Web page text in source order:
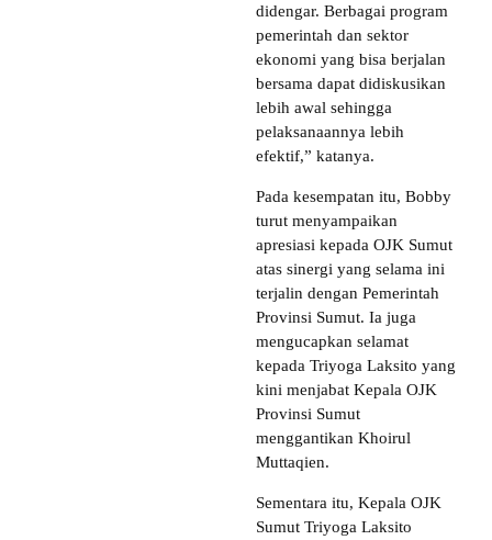
didengar. Berbagai program
pemerintah dan sektor
ekonomi yang bisa berjalan
bersama dapat didiskusikan
lebih awal sehingga
pelaksanaannya lebih
efektif,” katanya.
Pada kesempatan itu, Bobby
turut menyampaikan
apresiasi kepada OJK Sumut
atas sinergi yang selama ini
terjalin dengan Pemerintah
Provinsi Sumut. Ia juga
mengucapkan selamat
kepada Triyoga Laksito yang
kini menjabat Kepala OJK
Provinsi Sumut
menggantikan Khoirul
Muttaqien.
Sementara itu, Kepala OJK
Sumut Triyoga Laksito